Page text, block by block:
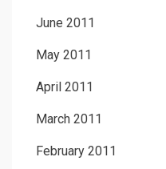
June 2011
May 2011
April 2011
March 2011
February 2011